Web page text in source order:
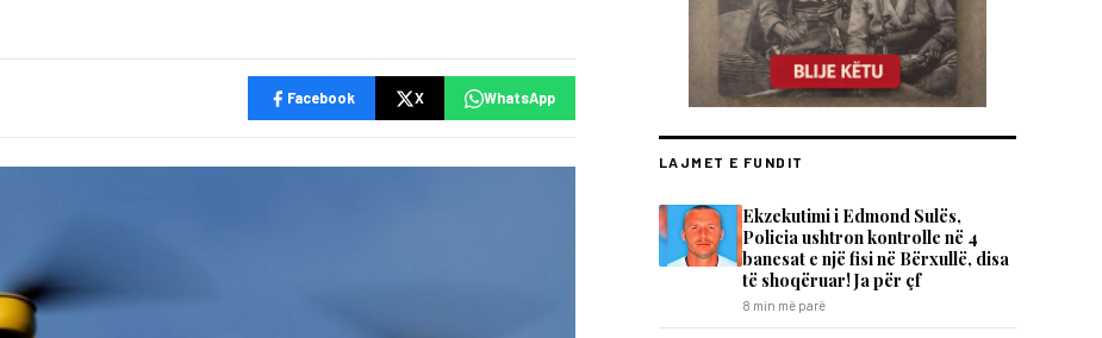
Facebook X WhatsApp
LAJMET E FUNDIT
Ekzekutimi i Edmond Sulës,
Policia ushtron kontrolle në 4
banesat e një fisi në Bërxullë, disa
të shoqëruar! Ja për çf
8 min më parë